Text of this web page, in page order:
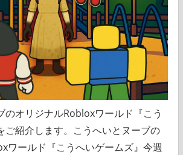
のオリジナルRobloxワールド『こう
ご紹介します。こうへいとヌーブの
ワールド『こうへいゲームズ』今週